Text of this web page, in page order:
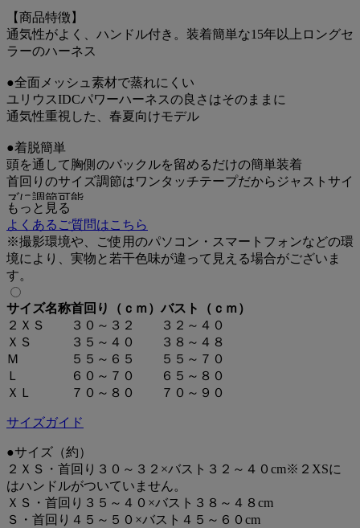
【商品特徴】
通気性がよく、ハンドル付き。装着簡単な15年以上ロングセ
ラーのハーネス
●全面メッシュ素材で蒸れにくい
ユリウスIDCパワーハーネスの良さはそのままに
通気性重視した、春夏向けモデル
●着脱簡単
頭を通して胸側のバックルを留めるだけの簡単装着
首回りのサイズ調節はワンタッチテープだからジャストサイ
ズに調節可能
足を触られるのが苦手な子も嫌がらずにつけられます
●負担のない形
首に負担がかからない設計で気管を圧迫しません
胴のベルト位置は脇ズレしにくいため、前脚の動きを邪魔し
ません
●引き寄せに便利なハンドル付き
MINI MINI以上のサイズには背中にハンドルがついていま
す。
とっさの飛び出しや、ふらつき時の支えなど愛犬の動きをサ
ポートし
●通気性の良い素材を使用
素材は安全性の高い「エコテックス」を使用。
●小型～大型までの幅広いサイズ展開
多くの子に使用いただける豊富なサイズラインナップ
もっと見る
よくあるご質問はこちら
※撮影環境や、ご使用のパソコン・スマートフォンなどの環
境により、実物と若干色味が違って見える場合がございま
す。
サイズ名称首回り（ｃｍ） バスト（ｃｍ）
２ＸＳ
３０～３２
３２～４０
ＸＳ
３５～４０
３８～４８
Ｍ
５５～６５
５５～７０
Ｌ
６０～７０
６５～８０
ＸＬ
７０～８０ ７０～９０
サイズガイド
●サイズ（約）
２ＸＳ・首回り３０～３２×バスト３２～４０cm※２XSに
はハンドルがついていません。
ＸＳ・首回り３５～４０×バスト３８～４８cm
Ｓ・首回り４５～５０×バスト４５～６０cm